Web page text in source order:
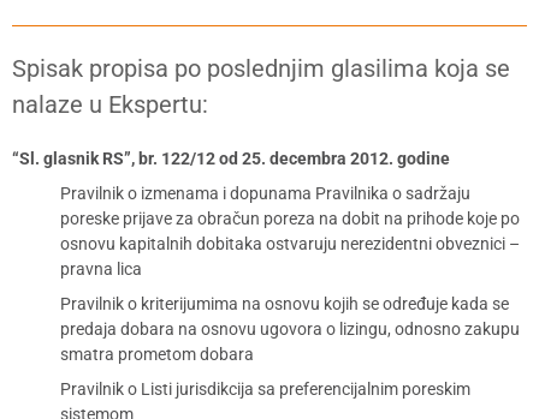
Spisak propisa po poslednjim glasilima koja se
nalaze u Ekspertu:
“Sl. glasnik RS”, br. 122/12 od 25. decembra 2012. godine
Pravilnik o izmenama i dopunama Pravilnika o sadržaju
poreske prijave za obračun poreza na dobit na prihode koje po
osnovu kapitalnih dobitaka ostvaruju nerezidentni obveznici –
pravna lica
Pravilnik o kriterijumima na osnovu kojih se određuje kada se
predaja dobara na osnovu ugovora o lizingu, odnosno zakupu
smatra prometom dobara
Pravilnik o Listi jurisdikcija sa preferencijalnim poreskim
sistemom